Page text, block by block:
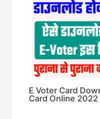
E Voter Card
Card Online 2022